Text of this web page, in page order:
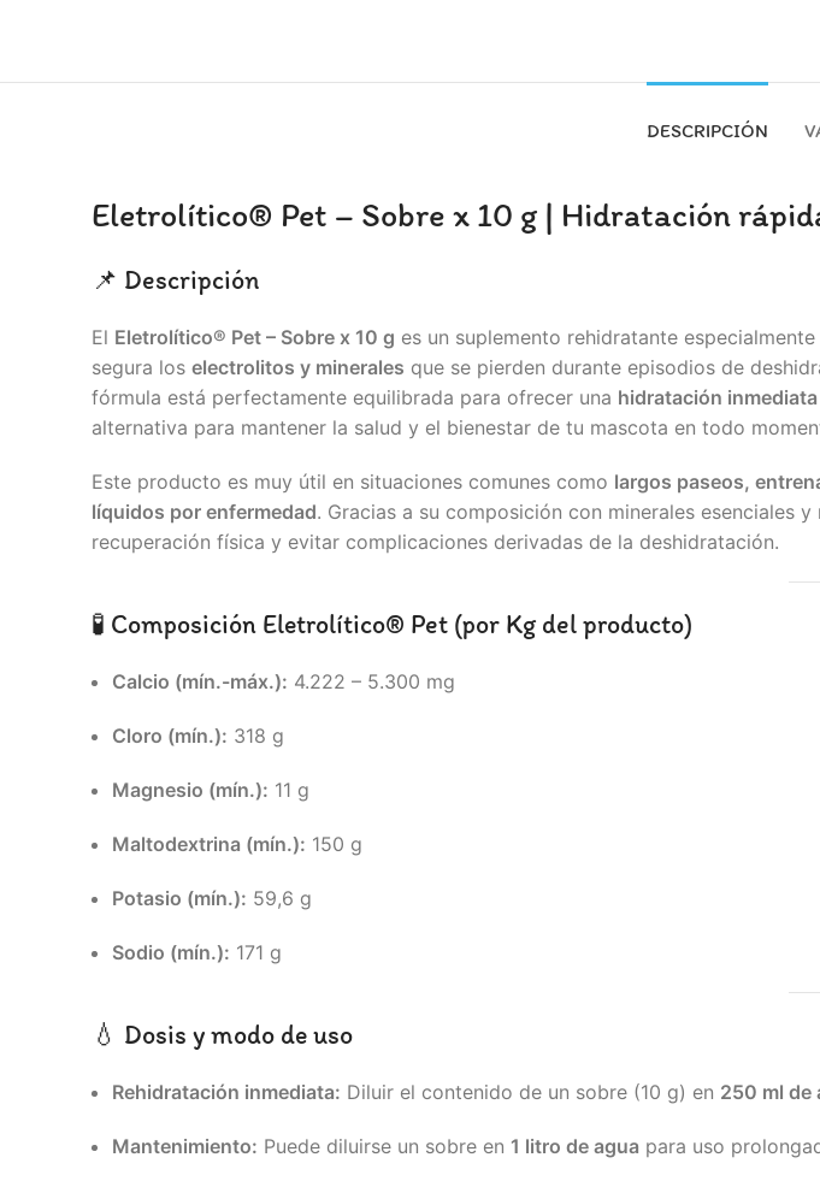
DESCRIPCIÓN
Eletrolítico® Pet – Sobre x 10 g | Hidratación
📌 Descripción
El Eletrolítico® Pet – Sobre x 10 g es un suplemento rehidratante
segura los electrolitos y minerales que se pierden durante episodios de
fórmula está perfectamente equilibrada para ofrecer una hidratación inmediata
alternativa para mantener la salud y el bienestar de tu mascota en todo
Este producto es muy útil en situaciones comunes como largos paseos,
líquidos por enfermedad. Gracias a su composición con minerales esenciales
recuperación física y evitar complicaciones derivadas de la deshidratación.
🧪 Composición Eletrolítico® Pet (por Kg del producto)
Calcio (mín.-máx.): 4.222 – 5.300 mg
Cloro (mín.): 318 g
Magnesio (mín.): 11 g
Maltodextrina (mín.): 150 g
Potasio (mín.): 59,6 g
Sodio (mín.): 171 g
💧 Dosis y modo de uso
Rehidratación inmediata: Diluir el contenido de un sobre (10 g) en 250 ml de
Mantenimiento: Puede diluirse un sobre en 1 litro de agua para uso